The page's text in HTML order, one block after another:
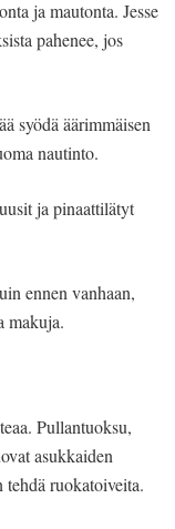
ja mautonta. Jesse
pahenee, jos
syödä äärimmäisen
nautinto.
ja pinaattilätyt
ennen vanhaan,
makuja.
Pullantuoksu,
asukkaiden
ruokatoiveita.